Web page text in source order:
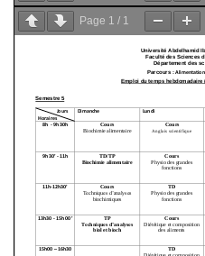
Page 1 / 1